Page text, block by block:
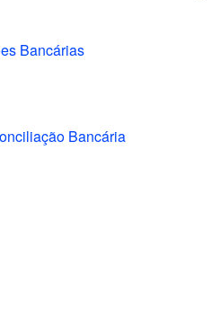
Bancárias
Bancária